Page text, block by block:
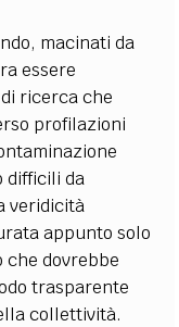
macinati da
essere
ricerca che
profilazioni
difficili da
veridicità
appunto solo
che dovrebbe
trasparente
collettività.